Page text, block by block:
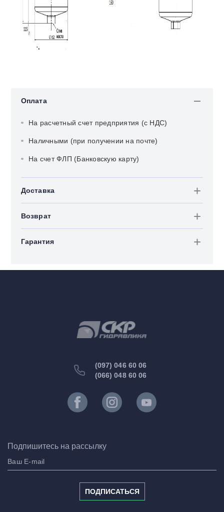
Оплата
На расчетный счет предприятия (с НДС)
Наличными (при получении на почте)
На счет ФЛП (Банковскую карту)
Доставка
Возврат
Гарантия
(097) 046 60 06
(066) 048 60 06
Подпишитесь на рассылку
ПОДПИСАТЬСЯ